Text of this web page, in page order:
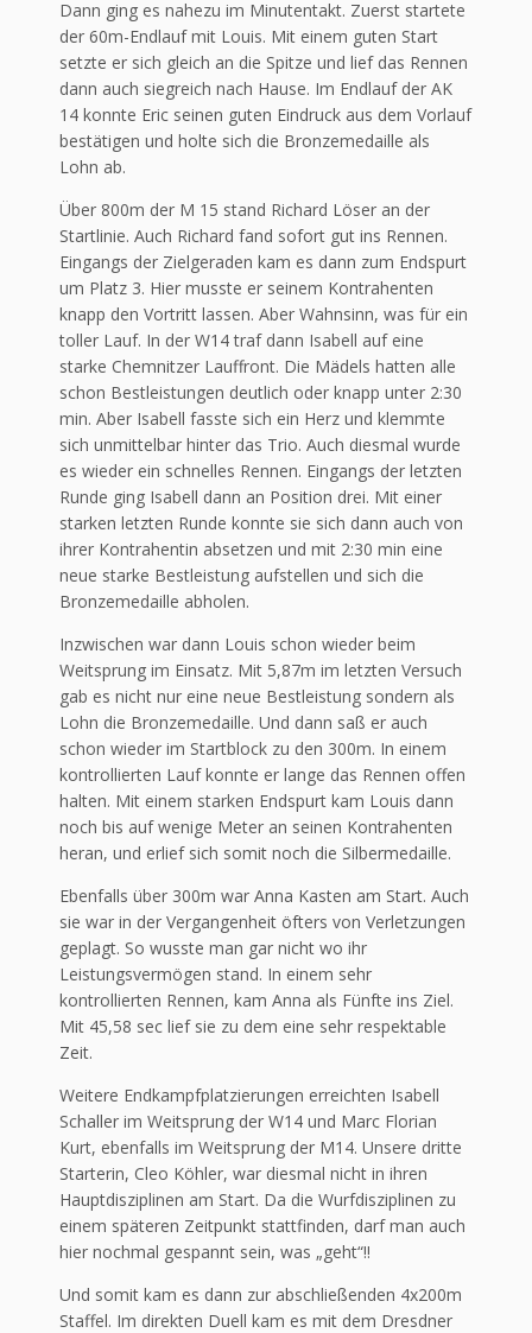
Dann ging es nahezu im Minutentakt. Zuerst startete
der 60m-Endlauf mit Louis. Mit einem guten Start
setzte er sich gleich an die Spitze und lief das Rennen
dann auch siegreich nach Hause. Im Endlauf der AK
14 konnte Eric seinen guten Eindruck aus dem Vorlauf
bestätigen und holte sich die Bronzemedaille als
Lohn ab.
Über 800m der M 15 stand Richard Löser an der
Startlinie. Auch Richard fand sofort gut ins Rennen.
Eingangs der Zielgeraden kam es dann zum Endspurt
um Platz 3. Hier musste er seinem Kontrahenten
knapp den Vortritt lassen. Aber Wahnsinn, was für ein
toller Lauf. In der W14 traf dann Isabell auf eine
starke Chemnitzer Lauffront. Die Mädels hatten alle
schon Bestleistungen deutlich oder knapp unter 2:30
min. Aber Isabell fasste sich ein Herz und klemmte
sich unmittelbar hinter das Trio. Auch diesmal wurde
es wieder ein schnelles Rennen. Eingangs der letzten
Runde ging Isabell dann an Position drei. Mit einer
starken letzten Runde konnte sie sich dann auch von
ihrer Kontrahentin absetzen und mit 2:30 min eine
neue starke Bestleistung aufstellen und sich die
Bronzemedaille abholen.
Inzwischen war dann Louis schon wieder beim
Weitsprung im Einsatz. Mit 5,87m im letzten Versuch
gab es nicht nur eine neue Bestleistung sondern als
Lohn die Bronzemedaille. Und dann saß er auch
schon wieder im Startblock zu den 300m. In einem
kontrollierten Lauf konnte er lange das Rennen offen
halten. Mit einem starken Endspurt kam Louis dann
noch bis auf wenige Meter an seinen Kontrahenten
heran, und erlief sich somit noch die Silbermedaille.
Ebenfalls über 300m war Anna Kasten am Start. Auch
sie war in der Vergangenheit öfters von Verletzungen
geplagt. So wusste man gar nicht wo ihr
Leistungsvermögen stand. In einem sehr
kontrollierten Rennen, kam Anna als Fünfte ins Ziel.
Mit 45,58 sec lief sie zu dem eine sehr respektable
Zeit.
Weitere Endkampfplatzierungen erreichten Isabell
Schaller im Weitsprung der W14 und Marc Florian
Kurt, ebenfalls im Weitsprung der M14. Unsere dritte
Starterin, Cleo Köhler, war diesmal nicht in ihren
Hauptdisziplinen am Start. Da die Wurfdisziplinen zu
einem späteren Zeitpunkt stattfinden, darf man auch
hier nochmal gespannt sein, was „geht“!!
Und somit kam es dann zur abschließenden 4x200m
Staffel. Im direkten Duell kam es mit dem Dresdner